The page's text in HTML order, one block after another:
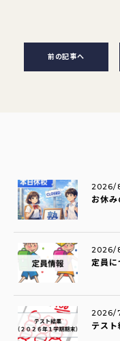
前の記事へ
お休み
2026/
定員に
2026/
テスト
2026/